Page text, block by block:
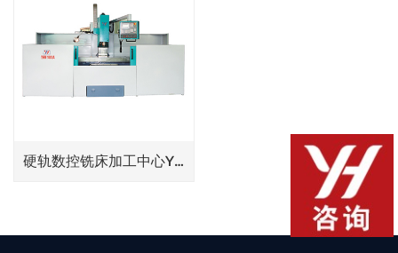
硬轨数控铣床加工中心YHM(C)1800A